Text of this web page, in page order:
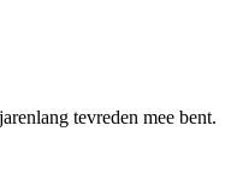
tevreden mee bent.